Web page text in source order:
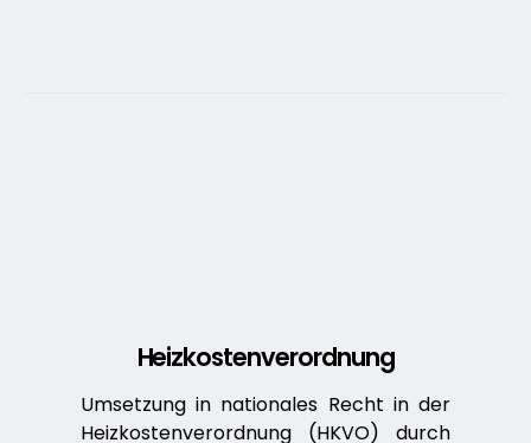
Heizkostenverordnung
Umsetzung in nationales Recht in der
Heizkostenverordnung (HKVO) durch